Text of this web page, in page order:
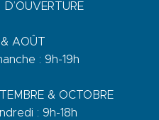
AOÛT
: 9h-19h
& OCTOBRE
: 9h-18h